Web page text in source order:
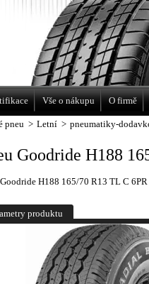
pneu > Letní > pneumatiky-
Goodride H188
H188 165/70 R13 TL C
produktu
kola
Vše o nákupu O firmě